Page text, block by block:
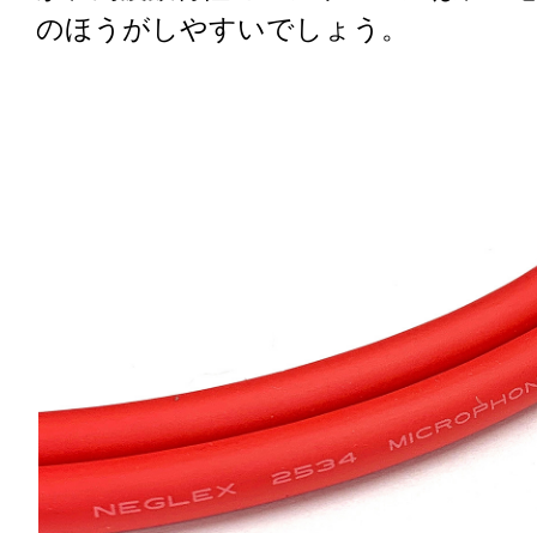
のほうがしやすいでしょう。